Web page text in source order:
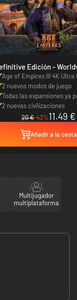
Definitive Edición
Age of Empires III 4K Ultra
graphics
2 nuevos modos de juego
Todas las expansiones ya
2 nuevas civilizaciones
20 €-43%11.49 €
Añadir a la cesta
Multijugador
multiplataforma